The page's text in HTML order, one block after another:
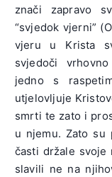
znači zapravo
“svjedok vjerni”
vjeru u Krista
svjedoči
jedno s
utjelovljuje
smrti te zato i
u njemu. Zato su
časti držale svoje
slavili ne na